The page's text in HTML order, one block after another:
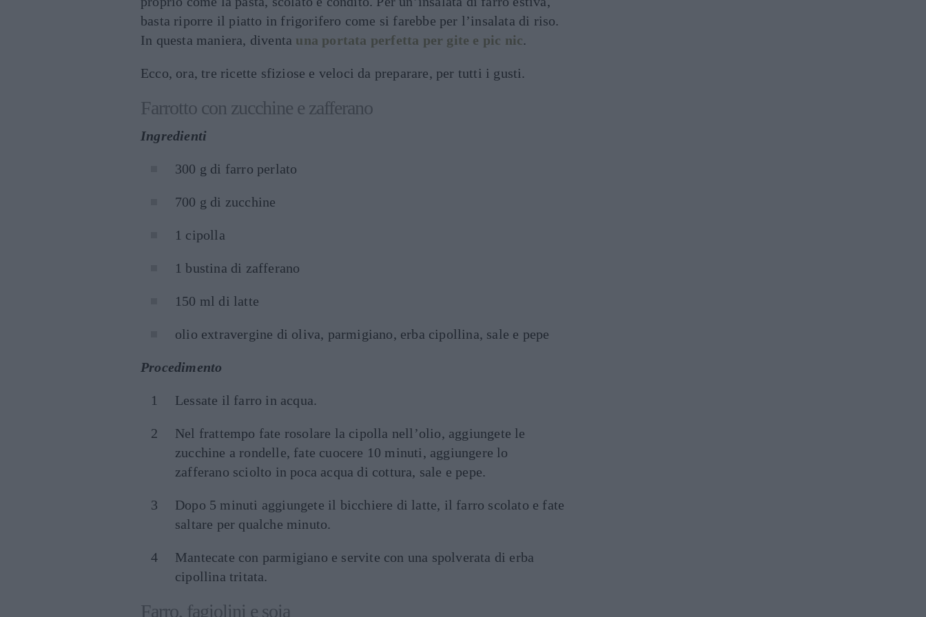
basta riporre il piatto in frigorifero come si farebbe per l’insalata di riso.
In questa maniera, diventa una portata perfetta per gite e pic nic.
Ecco, ora, tre ricette sfiziose e veloci da preparare, per tutti i gusti.
Farrotto con zucchine e zafferano
Ingredienti
300 g di farro perlato
700 g di zucchine
1 cipolla
1 bustina di zafferano
150 ml di latte
olio extravergine di oliva, parmigiano, erba cipollina, sale e pepe
Procedimento
Lessate il farro in acqua.
Nel frattempo fate rosolare la cipolla nell’olio, aggiungete le
zucchine a rondelle, fate cuocere 10 minuti, aggiungere lo
zafferano sciolto in poca acqua di cottura, sale e pepe.
Dopo 5 minuti aggiungete il bicchiere di latte, il farro scolato e fate
saltare per qualche minuto.
Mantecate con parmigiano e servite con una spolverata di erba
cipollina tritata.
Farro, fagiolini e soia